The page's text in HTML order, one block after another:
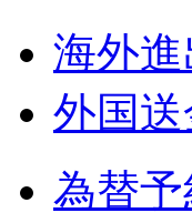
海外
外国送
為替予